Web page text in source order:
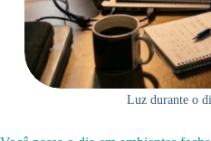
Luz durante o